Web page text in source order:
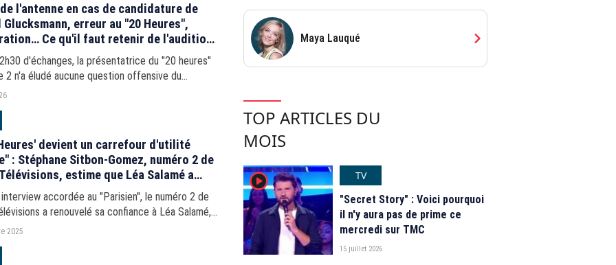
l'antenne en cas de candidature de
Glucksmann, erreur au "20 Heures",
Ce qu'il faut retenir de l'audition
devant la Commission d'enquête
d'échanges, la présentatrice du "20 heures"
2 n'a éludé aucune question offensive du
Charles Alloncle.
devient un carrefour d'utilité
: Stéphane Sitbon-Gomez, numéro 2 de
estime que Léa Salamé a
rafraîchi" le JT de France 2
interview accordée au "Parisien", le numéro 2 de
a renouvelé sa confiance à Léa Salamé,
les rênes du "20 Heures" de France 2 en
2025
Maya Lauqué chevron_right
TOP ARTICLES DU
MOIS
player2
TV
"Secret Story" : Voici pourquoi
il n'y aura pas de prime ce
mercredi sur TMC
15 juillet 2026